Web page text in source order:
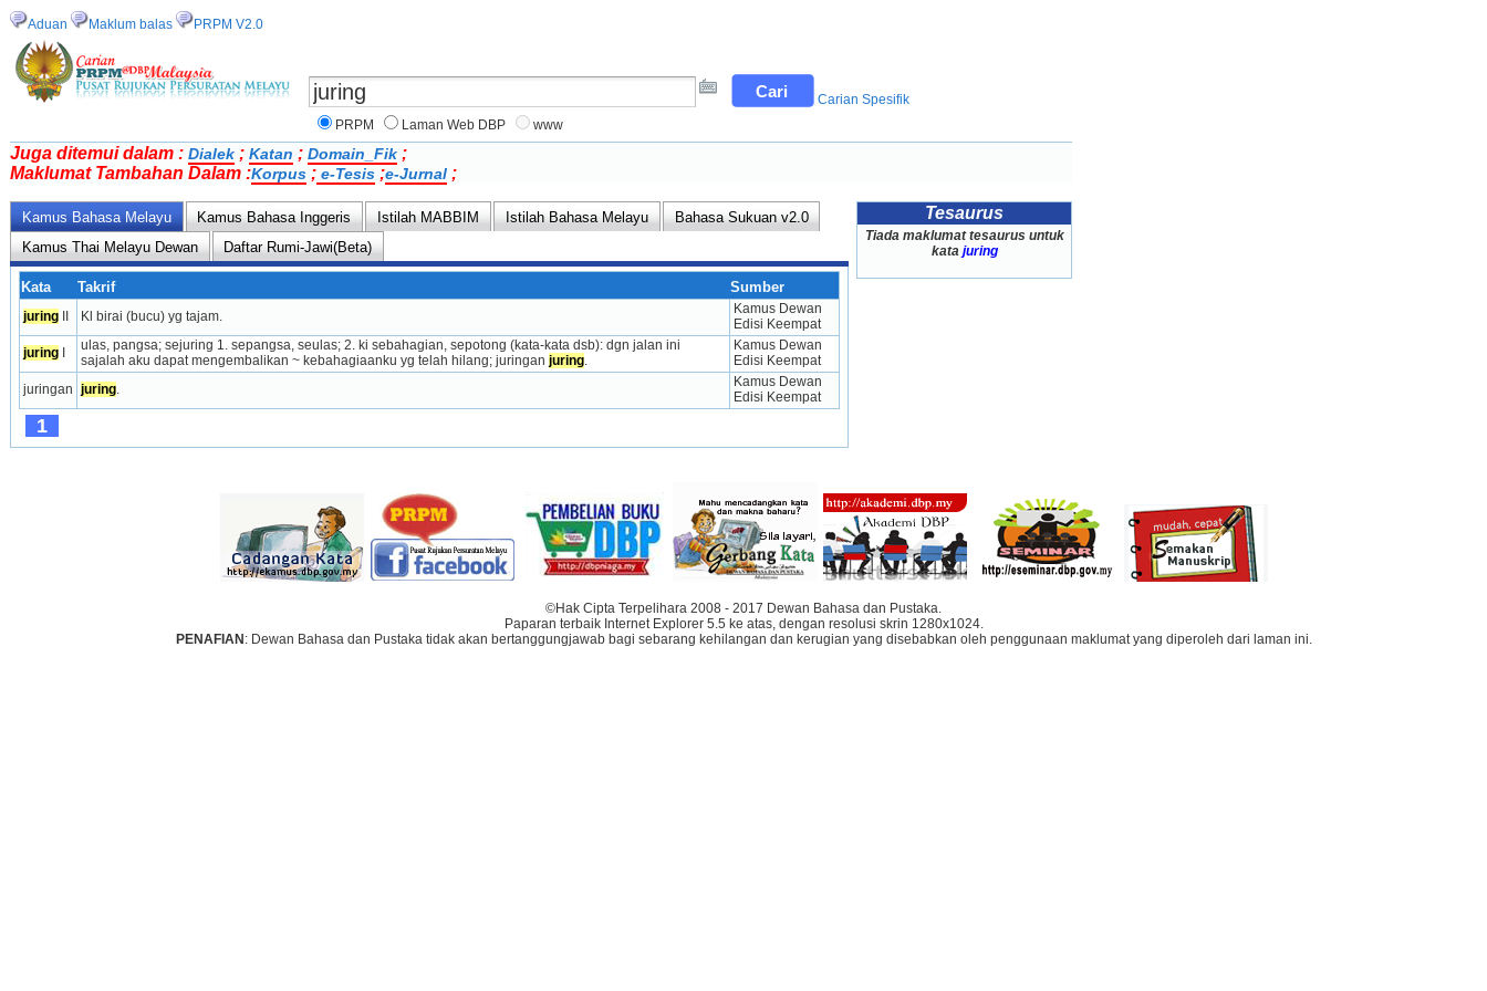
Aduan Maklum balas PRPM V2.0
Carian Spesifik
PRPM
Laman Web DBP www
Juga ditemui dalam : Dialek ; Katan ; Domain_Fik ;
Maklumat Tambahan Dalam :Korpus ; e-Tesis ;e-Jurnal ;
Kamus Bahasa Melayu Kamus Bahasa Inggeris Istilah MABBIM Istilah Bahasa Melayu
Bahasa Sukuan v2.0
Kamus Thai Melayu Dewan
Daftar Rumi-Jawi(Beta)
Kata Takrif Sumber
juring II Kl birai (bucu) yg tajam.
Kamus Dewan
Edisi Keempat
juring I
ulas, pangsa; sejuring 1. sepangsa, seulas; 2. ki se­ba­hagian, sepotong (kata-kata dsb): dgn jalan ini
sajalah aku dapat mengembalikan ~ kebahagiaanku yg telah hilang; juringan juring.
Kamus Dewan
Edisi Keempat
juringan juring.
Kamus Dewan
Edisi Keempat
1
Tesaurus
Tiada maklumat tesaurus untuk
kata juring
©Hak Cipta Terpelihara 2008 - 2017 Dewan Bahasa dan Pustaka.
Paparan terbaik Internet Explorer 5.5 ke atas, dengan resolusi skrin 1280x1024.
PENAFIAN : Dewan Bahasa dan Pustaka tidak akan bertanggungjawab bagi sebarang kehilangan dan kerugian yang disebabkan oleh penggunaan maklumat yang diperoleh dari laman ini.